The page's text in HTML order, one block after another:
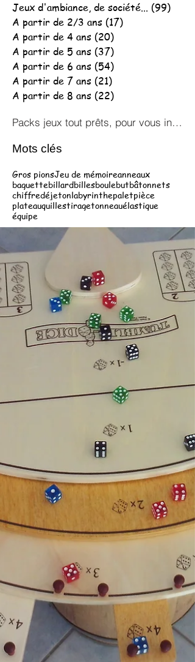
Jeux d'ambiance, de société... (99)
A partir de 2/3 ans (17)
A partir de 4 ans (20)
A partir de 5 ans (37)
A partir de 6 ans (54)
A partir de 7 ans (21)
A partir de 8 ans (22)
Packs jeux tout prêts, pour vous inspirer !
Mots clés
Gros pionsJeu de mémoireanneaux
baguettebillardbillesboulebutbâtonnets
chiffredéjetonlabyrinthepaletpièce
plateauquillestiragetonneauélastique
équipe